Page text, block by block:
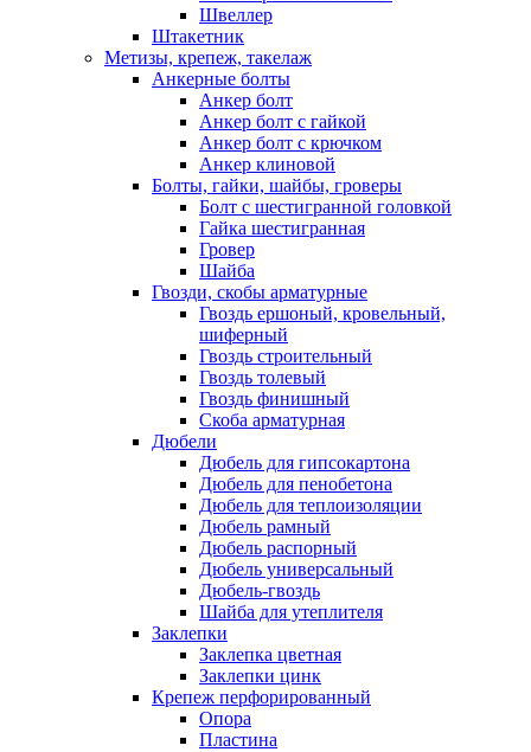
Швеллер
Штакетник
Метизы, крепеж, такелаж
Анкерные болты
Анкер болт
Анкер болт с гайкой
Анкер болт с крючком
Анкер клиновой
Болты, гайки, шайбы, гроверы
Болт c шестигранной головкой
Гайка шестигранная
Гровер
Шайба
Гвозди, скобы арматурные
Гвоздь ершоный, кровельный,
шиферный
Гвоздь строительный
Гвоздь толевый
Гвоздь финишный
Скоба арматурная
Дюбели
Дюбель для гипсокартона
Дюбель для пенобетона
Дюбель для теплоизоляции
Дюбель рамный
Дюбель распорный
Дюбель универсальный
Дюбель-гвоздь
Шайба для утеплителя
Заклепки
Заклепка цветная
Заклепки цинк
Крепеж перфорированный
Опора
Пластина